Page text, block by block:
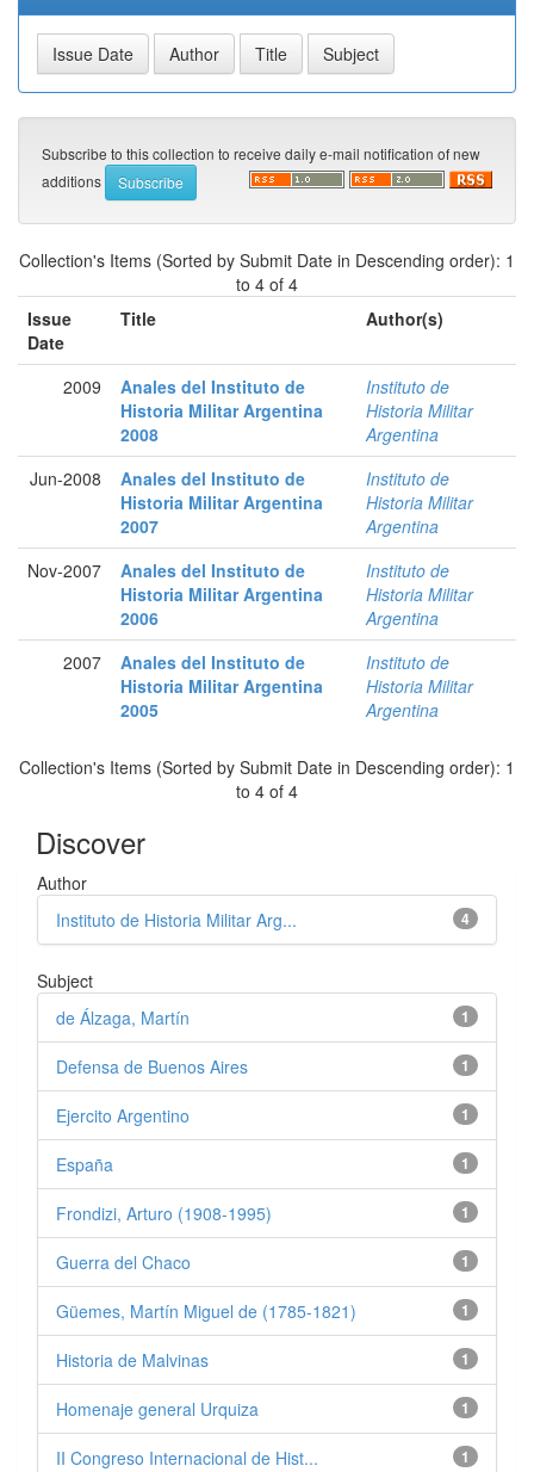
Subscribe to this collection to receive daily e-mail notification of new
additions
Collection's Items (Sorted by Submit Date in Descending order): 1
to 4 of 4
Issue
Date
Title Author(s)
2009
Anales del Instituto de
Historia Militar Argentina
2008
Instituto de
Historia Militar
Argentina
Jun-2008
Anales del Instituto de
Historia Militar Argentina
2007
Instituto de
Historia Militar
Argentina
Nov-2007
Anales del Instituto de
Historia Militar Argentina
2006
Instituto de
Historia Militar
Argentina
2007
Anales del Instituto de
Historia Militar Argentina
2005
Instituto de
Historia Militar
Argentina
Collection's Items (Sorted by Submit Date in Descending order): 1
to 4 of 4
Discover
Author
4
Instituto de Historia Militar Arg...
Subject
1
de Álzaga, Martín
1
Defensa de Buenos Aires
1
Ejercito Argentino
1
España
1
Frondizi, Arturo (1908-1995)
1
Guerra del Chaco
1
Güemes, Martín Miguel de (1785-1821)
1
Historia de Malvinas
1
Homenaje general Urquiza
1
II Congreso Internacional de Hist...